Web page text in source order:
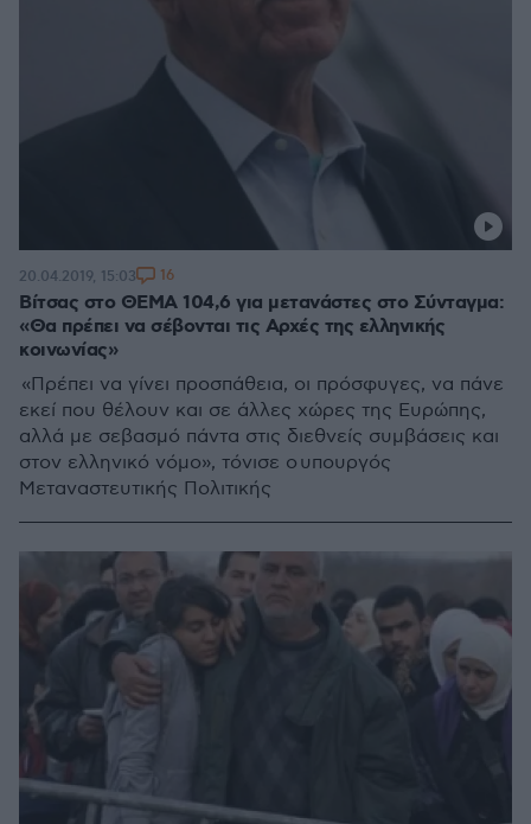
Βίτσας στο ΘΕΜΑ 104,6 για μετανάστες στο Σύνταγμα:
«Θα πρέπει να σέβονται τις Αρχές της ελληνικής
κοινωνίας»
«Πρέπει να γίνει προσπάθεια, οι πρόσφυγες, να πάνε
εκεί που θέλουν και σε άλλες χώρες της Ευρώπης,
αλλά με σεβασμό πάντα στις διεθνείς συμβάσεις και
στον ελληνικό νόμο», τόνισε ο υπουργός
Μεταναστευτικής Πολιτικής
20.04.2019, 15:03 16